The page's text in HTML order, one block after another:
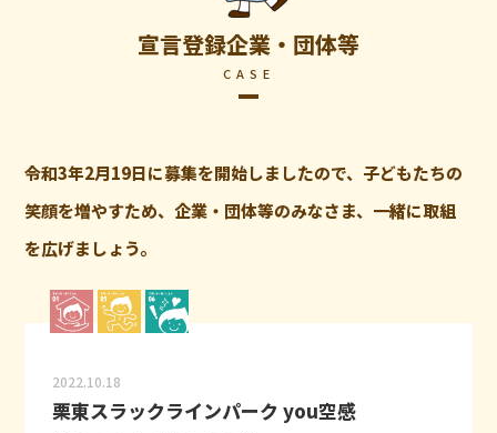
宣言登録企業・団体等
CASE
令和3年2月19日に募集を開始しましたので、子どもたちの
笑顔を増やすため、企業・団体等のみなさま、一緒に取組
を広げましょう。
2022.10.18
栗東スラックラインパーク you空感